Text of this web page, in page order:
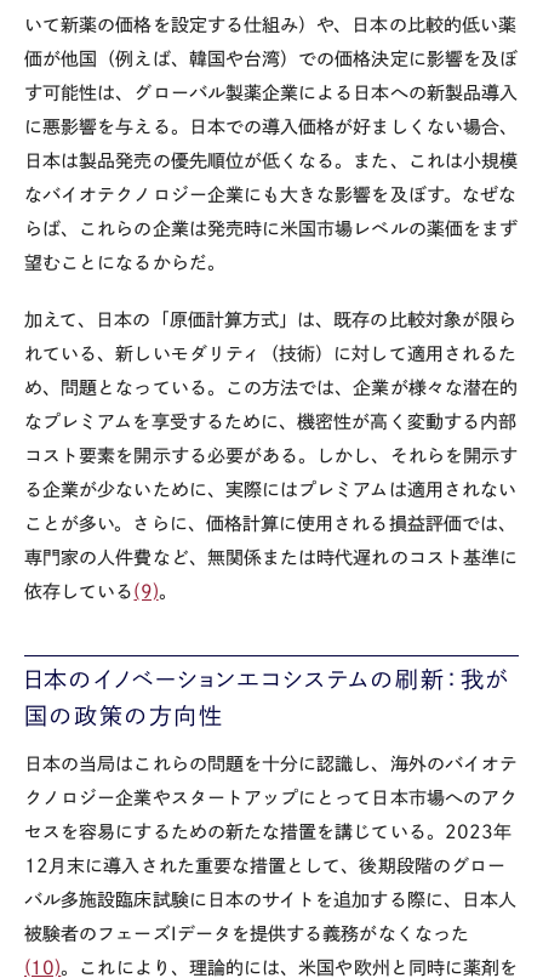
いて新薬の価格を設定する仕組み）や、日本の比較的低い薬
価が他国（例えば、韓国や台湾）での価格決定に影響を及ぼ
す可能性は、グローバル製薬企業による日本への新製品導入
に悪影響を与える。日本での導入価格が好ましくない場合、
日本は製品発売の優先順位が低くなる。また、これは小規模
なバイオテクノロジー企業にも大きな影響を及ぼす。なぜな
らば、これらの企業は発売時に米国市場レベルの薬価をまず
望むことになるからだ。
加えて、日本の「原価計算方式」は、既存の比較対象が限ら
れている、新しいモダリティ（技術）に対して適用されるた
め、問題となっている。この方法では、企業が様々な潜在的
なプレミアムを享受するために、機密性が高く変動する内部
コスト要素を開示する必要がある。しかし、それらを開示す
る企業が少ないために、実際にはプレミアムは適用されない
ことが多い。さらに、価格計算に使用される損益評価では、
専門家の人件費など、無関係または時代遅れのコスト基準に
依存している (9)。
日本のイノベーションエコシステムの刷新：我が
国の政策の方向性
日本の当局はこれらの問題を十分に認識し、海外のバイオテ
クノロジー企業やスタートアップにとって日本市場へのアク
セスを容易にするための新たな措置を講じている。2023年
12月末に導入された重要な措置として、後期段階のグロー
バル多施設臨床試験に日本のサイトを追加する際に、日本人
被験者のフェーズIデータを提供する義務がなくなった
(10)。これにより、理論的には、米国や欧州と同時に薬剤を